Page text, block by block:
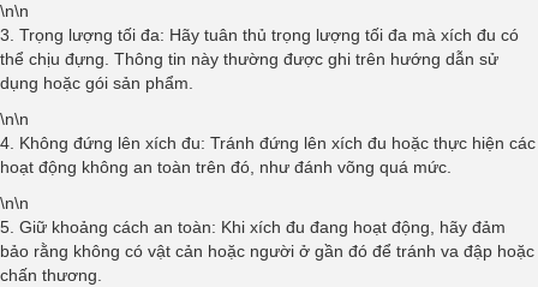
\n\n
3. Trọng lượng tối đa: Hãy tuân thủ trọng lượng tối đa mà xích đu có
thể chịu đựng. Thông tin này thường được ghi trên hướng dẫn sử
dụng hoặc gói sản phẩm.
\n\n
4. Không đứng lên xích đu: Tránh đứng lên xích đu hoặc thực hiện các
hoạt động không an toàn trên đó, như đánh võng quá mức.
\n\n
5. Giữ khoảng cách an toàn: Khi xích đu đang hoạt động, hãy đảm
bảo rằng không có vật cản hoặc người ở gần đó để tránh va đập hoặc
chấn thương.